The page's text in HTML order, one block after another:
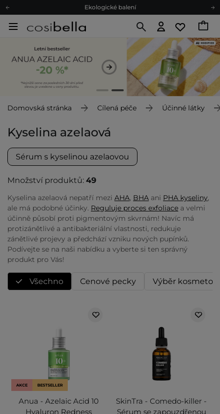
Doporučovací Program
Odeslání do 24 hod.
Ekologické balení
Doporučovací Program
Odeslání do 24 hod.
Darkové karty
Ekologické balení
Domovská stránka Cílená péče Účinné látky
Kyselina azelaová
Sérum s kyselinou azelaovou
Množství produktů: 49
Kyselina azelaová nepatří mezi AHA, BHA ani PHA kyseliny,
ale má podobné účinky. Reguluje proces exfoliace a velmi
účinně působí proti pigmentovým skvrnám! Navíc má
protizánětlivé a antibakteriální vlastnosti, redukuje
zánětlivé projevy a předchází vzniku nových pupínků.
Podívejte se na naši nabídku a vyberte si ten správný
produkt pro Vás!
Všechno Cenové pecky Výběr
AKCE BESTSELLER
Anua - Azelaic Acid 10
Hyaluron Redness
SkinTra - Comedo-killer -
Sérum se zapouzdřenou